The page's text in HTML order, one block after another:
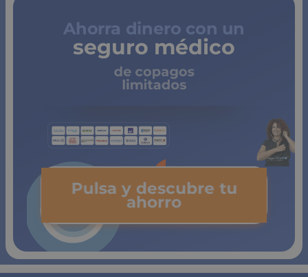
Ahorra dinero con un
seguro médico
de copagos
limitados
Pulsa y descubre tu
ahorro